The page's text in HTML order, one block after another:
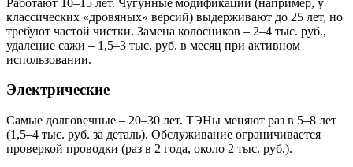
классических «дровяных» версий) выдерживают до 25 лет, но
требуют частой чистки. Замена колосников – 2–4 тыс. руб.,
удаление сажи – 1,5–3 тыс. руб. в месяц при активном
использовании.
Электрические
Самые долговечные – 20–30 лет. ТЭНы меняют раз в 5–8 лет
(1,5–4 тыс. руб. за деталь). Обслуживание ограничивается
проверкой проводки (раз в 2 года, около 2 тыс. руб.).